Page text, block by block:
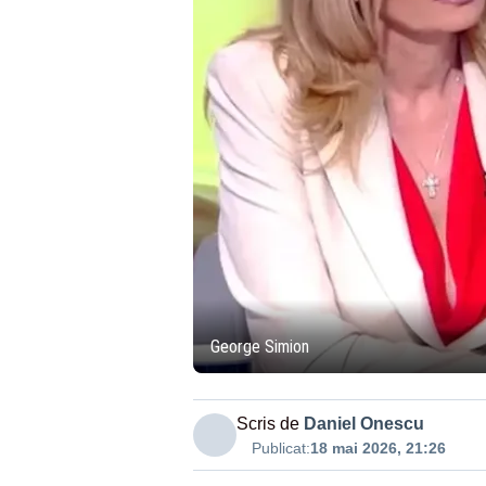
George Simion
Scris de Daniel Onescu
Publicat:18 mai 2026, 21:26